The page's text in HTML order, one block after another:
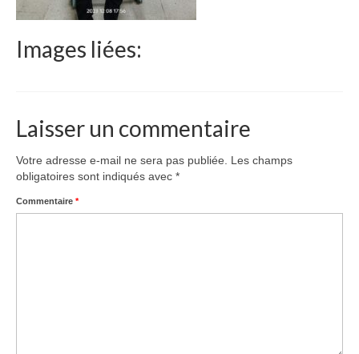
Images liées:
Laisser un commentaire
Votre adresse e-mail ne sera pas publiée.
Les champs
obligatoires sont indiqués avec *
Commentaire *